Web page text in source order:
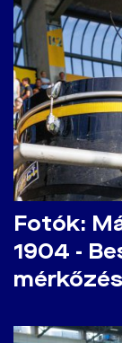
Fotók:
1904 -